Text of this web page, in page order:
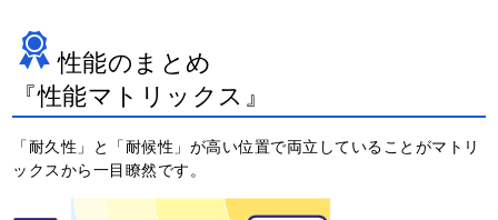
性能のまとめ
『性能マトリックス』
「耐久性」と「耐候性」が高い位置で両立していることがマトリ
ックスから一目瞭然です。